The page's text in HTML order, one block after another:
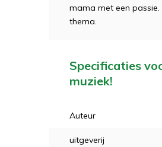
mama met een
thema.
Specificaties
muziek!
Auteur
uitgeverij